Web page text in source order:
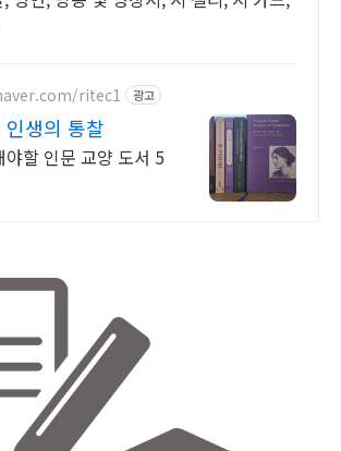
ritec1 광고
생의 통찰
할 인문 교양 도서 5